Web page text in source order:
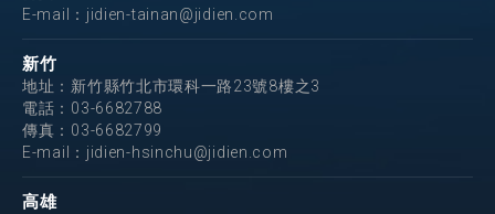
E-mail： jidien-tainan@jidien.com
新竹
地址：新竹縣竹北市環科一路23號8樓之3
電話： 03-6682788
傳真：03-6682799
E-mail： jidien-hsinchu@jidien.com
高雄